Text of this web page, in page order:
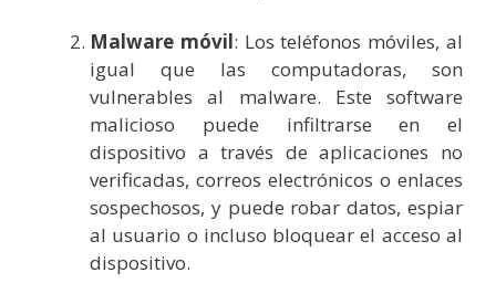
Malware móvil: Los teléfonos móviles, al
igual que las computadoras, son
vulnerables al malware. Este software
malicioso puede infiltrarse en el
dispositivo a través de aplicaciones no
verificadas, correos electrónicos o enlaces
sospechosos, y puede robar datos, espiar
al usuario o incluso bloquear el acceso al
dispositivo.